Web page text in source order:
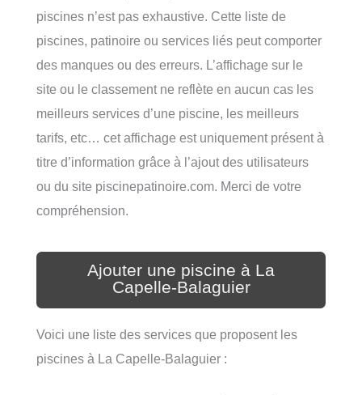
piscines n’est pas exhaustive. Cette liste de
piscines, patinoire ou services liés peut comporter
des manques ou des erreurs. L’affichage sur le
site ou le classement ne reflète en aucun cas les
meilleurs services d’une piscine, les meilleurs
tarifs, etc… cet affichage est uniquement présent à
titre d’information grâce à l’ajout des utilisateurs
ou du site piscinepatinoire.com. Merci de votre
compréhension.
Ajouter une piscine à La
Capelle-Balaguier
Voici une liste des services que proposent les
piscines à La Capelle-Balaguier :